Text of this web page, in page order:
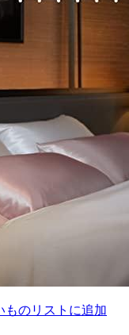
ものリストに追加